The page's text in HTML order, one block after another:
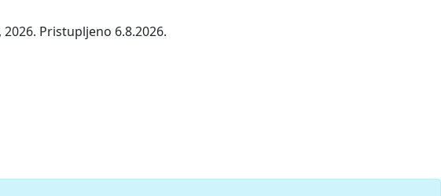
Pristupljeno 6.8.2026.